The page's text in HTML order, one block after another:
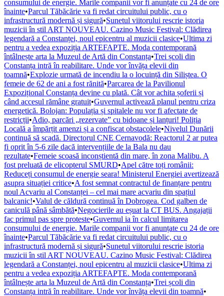
consumului de energie. Marile companii vor fi anunțate cu 24 de ore
înainte•Parcul Tăbăcărie va fi redat circuitului public, cu o
infrastructură modernă și sigură•Sunetul viitorului rescrie istoria
muzicii în stil ART NOUVEAU. Cazino Music Festival: Clădirea
legendară a Constanței, noul epicentru al muzicii clasice•Ultima zi
pentru a vedea expoziția ARTEFAPTE. Moda contemporană
întâlnește arta la Muzeul de Artă din Constanța•Trei școli din
Constanța intră în reabilitare. Unde vor învăța elevii din
toamnă•Explozie urmată de incendiu la o locuință din Siliștea. O
femeie de 62 de ani a fost rănită•Parcarea de la Pavilionul
Expozițional Constanța devine cu plată. Cât vor achita șoferii și
când accesul rămâne gratuit•Guvernul activează planul pentru criza
energetică. Bolojan: Populația și spitalele nu vor fi afectate de
restricții•Adio, parcări „rezervate” cu bidoane și lanțuri! Poliția
Locală a împărțit amenzi și a confiscat obstacolele•Nivelul Dunării
continuă să scadă. Directorul CNE Cernavodă: Reactorul 2 ar putea
fi oprit în 5-6 zile dacă intervențiile de la Bala nu dau
rezultate•Femeie scoasă inconștientă din mare, în zona Malibu. A
fost preluată de elicopterul SMURD•Apel către toți românii:
Reduceți consumul de energie seara! Ministerul Energiei avertizează
asupra situației critice•A fost semnat contractul de finanțare pentru
noul Acvariu al Constanței – cel mai mare acvariu din spațiul
balcanic!•Valul de căldură continuă în Dobrogea. Cod galben de
caniculă până sâmbătă•Negocierile au eșuat la CT BUS. Angajații
fac primul pas spre proteste•Guvernul ia în calcul limitarea
consumului de energie. Marile companii vor fi anunțate cu 24 de ore
înainte•Parcul Tăbăcărie va fi redat circuitului public, cu o
infrastructură modernă și sigură•Sunetul viitorului rescrie istoria
muzicii în stil ART NOUVEAU. Cazino Music Festival: Clădirea
legendară a Constanței, noul epicentru al muzicii clasice•Ultima zi
pentru a vedea expoziția ARTEFAPTE. Moda contemporană
întâlnește arta la Muzeul de Artă din Constanța•Trei școli din
Constanța intră în reabilitare. Unde vor învăța elevii din toamnă•